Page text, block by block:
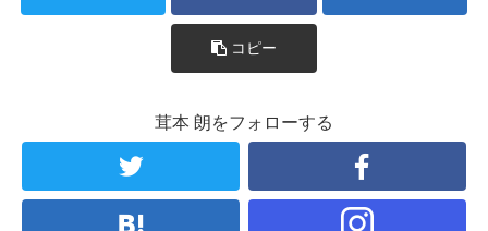
コピー
茸本 朗をフォローする